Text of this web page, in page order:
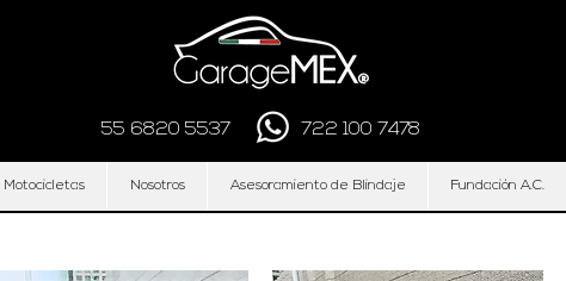
55 6820 5537 722 100 7478
Motocicletas Nosotros Asesoramiento de Blindaje Fundación A.C.